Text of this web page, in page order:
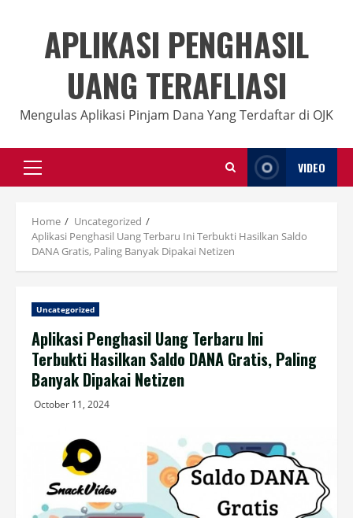
APLIKASI PENGHASIL
UANG TERAFLIASI
Mengulas Aplikasi Pinjam Dana Yang Terdaftar di OJK
Primary
Menu
VIDEO
Home
Uncategorized
Aplikasi Penghasil Uang Terbaru Ini Terbukti Hasilkan Saldo
DANA Gratis, Paling Banyak Dipakai Netizen
Uncategorized
Aplikasi Penghasil Uang Terbaru Ini
Terbukti Hasilkan Saldo DANA Gratis, Paling
Banyak Dipakai Netizen
October 11, 2024